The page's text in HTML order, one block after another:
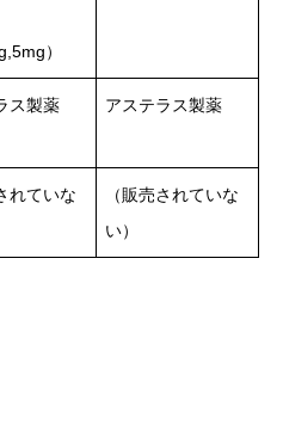
）
ス製薬 アステラス製薬
れていな
（販売されていな
い）